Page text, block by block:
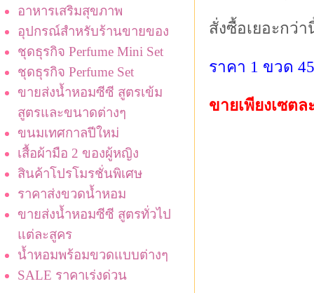
อาหารเสริมสุขภาพ
อุปกรณ์สำหรับร้านขายของ
ชุดธุรกิจ Perfume Mini Set
ชุดธุรกิจ Perfume Set
ขายส่งน้ำหอมซีซี สูตรเข้ม
สูตรและขนาดต่างๆ
ขนมเทศกาลปีใหม่
เสื้อผ้ามือ 2 ของผู้หญิง
สินค้าโปรโมรชั่นพิเศษ
ราคาส่งขวดน้ำหอม
ขายส่งน้ำหอมซีซี สูตรทั่วไป
แต่ละสูคร
น้ำหอมพร้อมขวดแบบต่างๆ
SALE ราคาเร่งด่วน
สั่งซื้อเยอะกว่
ราคา 1 ขวด
ขายเพียงเซตล